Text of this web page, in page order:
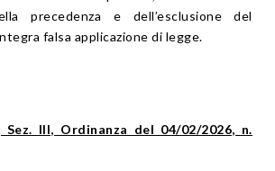
precedenza e dell’esclusione del
falsa applicazione di legge.
Sez. III, Ordinanza del 04/02/2026, n.